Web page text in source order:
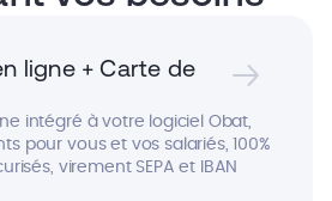
ligne + Carte de
intégré à votre logiciel Obat,
pour vous et vos salariés, 100%
virement SEPA et IBAN